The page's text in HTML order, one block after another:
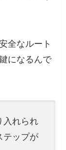
全なルート
になるんで
入れられ
テップが